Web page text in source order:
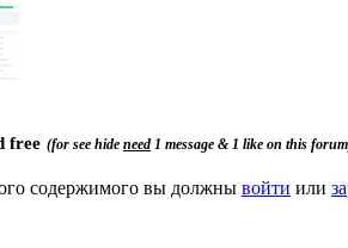
free (for see hide need 1 message & 1 like on this
содержимого вы должны войти или